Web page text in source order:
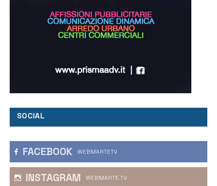
SOCIAL
FACEBOOK WEBMARTETV
INSTAGRAM WEBMARTE.TV